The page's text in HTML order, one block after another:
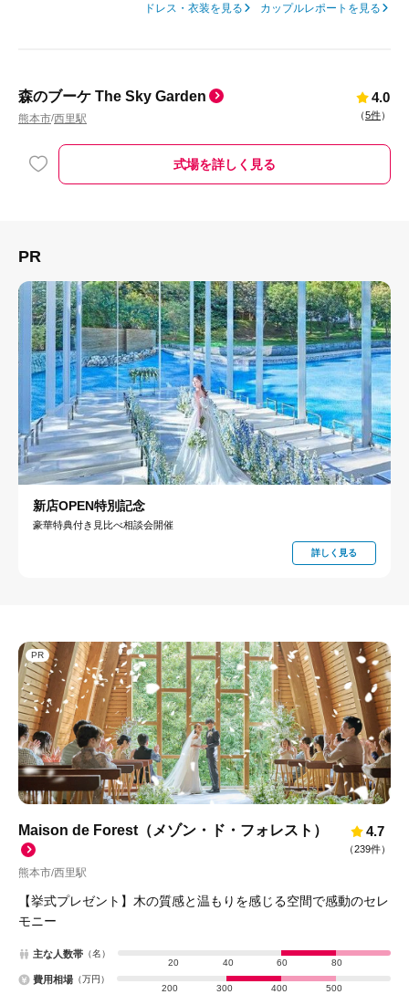
ドレス・衣装を見る カップルレポートを見る
森のブーケ The Sky Garden
熊本市/西里駅
4.0
（5件）
式場を詳しく見る
PR
新店OPEN特別記念
豪華特典付き見比べ相談会開催
詳しく見る
PR
Maison de Forest（メゾン・ド・フォレスト）
熊本市/西里駅
4.7
（239件）
【挙式プレゼント】木の質感と温もりを感じる空間で感動のセレ
モニー
主な人数帯 （名）
20
40 60 80
費用相場 （万円）
200
300 400 500